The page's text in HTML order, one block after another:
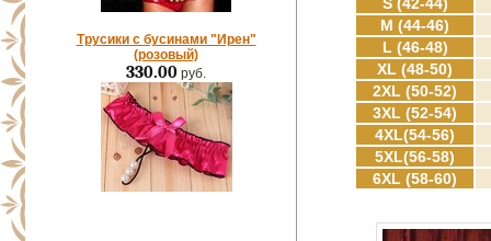
Трусики с бусинами "Ирен"
(розовый)
330.00 руб.
M (44-46)
L (46-48)
XL (48-50)
2XL (50-52)
3XL (52-54)
4XL(54-56)
5XL(56-58)
6XL (58-60)